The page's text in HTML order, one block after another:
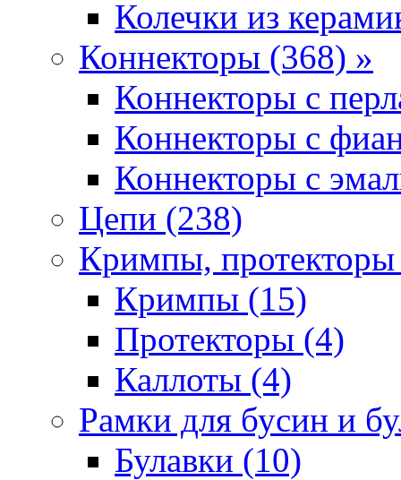
Колечки из
Коннекторы (368) »
Коннекторы с
Коннекторы с
Коннекторы с
Цепи (238)
Кримпы,
Кримпы (15)
Протекторы (4)
Каллоты (4)
Рамки для бусин и
Булавки (10)